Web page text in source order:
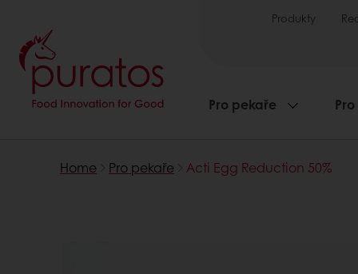
Produkty
Pro pekaře
Home Pro pekaře Acti Egg Reduction 50%